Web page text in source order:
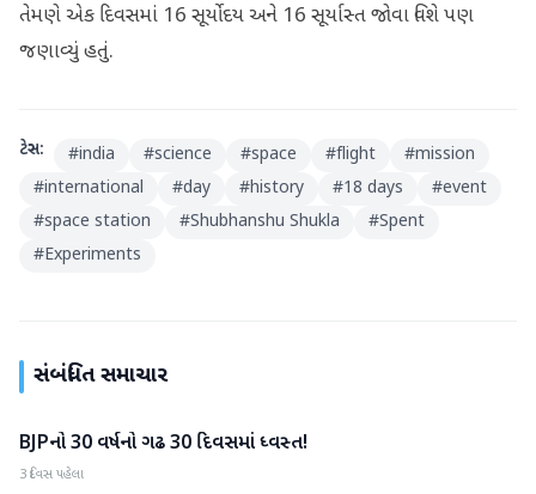
તેમણે એક દિવસમાં 16 સૂર્યોદય અને 16 સૂર્યાસ્ત જોવા વિશે પણ
જણાવ્યું હતું.
ટેગ્સ: #india #science #space #flight #mission
#international #day #history #18 days #event
#space station #Shubhanshu Shukla #Spent
#Experiments
સંબંધિત સમાચાર
રાષ્ટ્રીય
BJPનો 30 વર્ષનો ગઢ 30 દિવસમાં ધ્વસ્ત!
3 દિવસ પહેલા